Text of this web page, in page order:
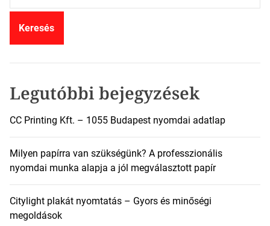
r
Legutóbbi bejegyzések
CC Printing Kft. – 1055 Budapest nyomdai adatlap
Milyen papírra van szükségünk? A professzionális
nyomdai munka alapja a jól megválasztott papír
Citylight plakát nyomtatás – Gyors és minőségi
megoldások